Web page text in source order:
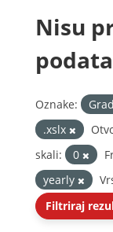
Nisu
Oznake:
.xslx
skali:
0
yearly
Filtriraj